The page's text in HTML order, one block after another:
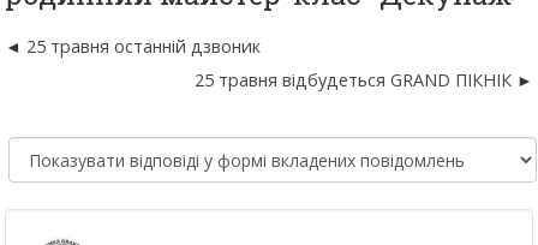
25 травня останній дзвоник
25 травня відбудеться GRAND ПІКНІК